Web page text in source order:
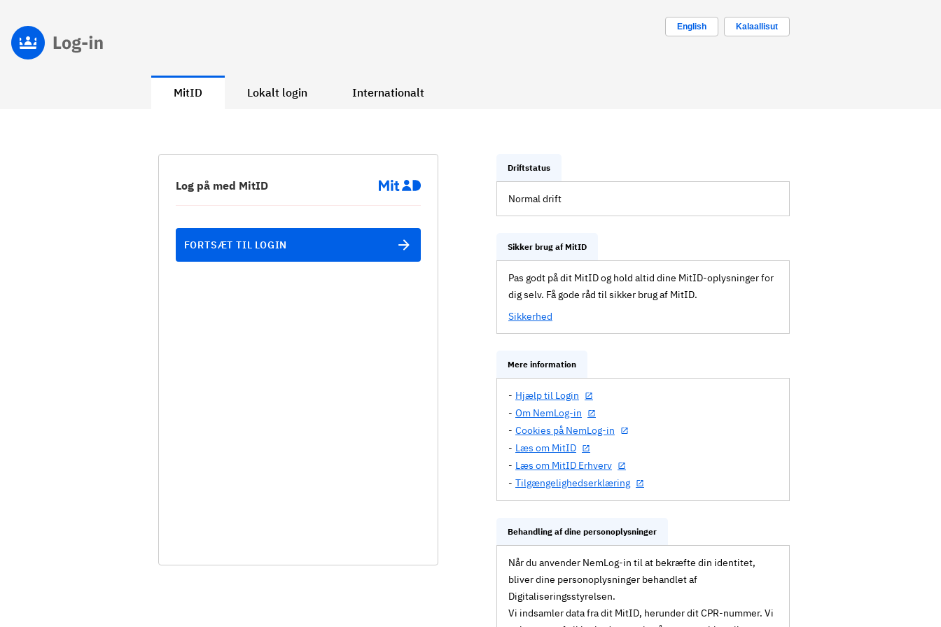
English Kalaallisut
MitID Lokalt login Internationalt
Log på med MitID
FORTSÆT TIL LOGIN
Driftstatus
Normal drift
Sikker brug af MitID
Pas godt på dit MitID og hold altid dine MitID-oplysninger for
dig selv. Få gode råd til sikker brug af MitID.
Sikkerhed
Mere information
Hjælp til Login
Om NemLog-in
Cookies på NemLog-in
Læs om MitID
Læs om MitID Erhverv
Tilgængelighedserklæring
Behandling af dine personoplysninger
Når du anvender NemLog-in til at bekræfte din identitet,
bliver dine personoplysninger behandlet af
Digitaliseringsstyrelsen.
Vi indsamler data fra dit MitID, herunder dit CPR-nummer. Vi